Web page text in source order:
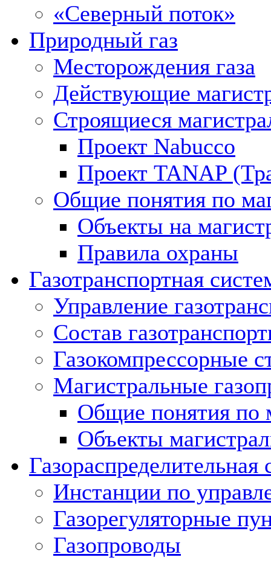
«Северный поток»
Природный газ
Месторождения газа
Действующие
Строящиеся
Проект Nabucco
Проект TANAP
Общие понятия по
Объекты на
Правила охраны
Газотранспортная
Управление
Состав
Газокомпрессорные
Магистральные
Общие понятия по
Объекты
Газораспределительная
Инстанции по
Газорегуляторные
Газопроводы